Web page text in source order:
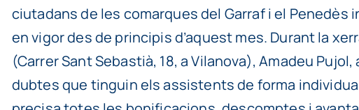
ciutadans de les comarques del Garraf i el
en vigor des de principis d’aquest mes. Durant la
(Carrer Sant Sebastià, 18, a Vilanova), Amadeu
dubtes que tinguin els assistents de forma